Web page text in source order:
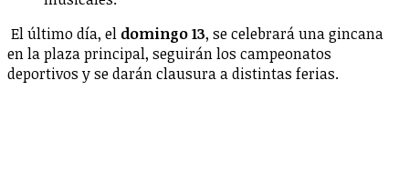
El último día, el domingo 13, se celebrará una gincana
en la plaza principal, seguirán los campeonatos
deportivos y se darán clausura a distintas ferias.